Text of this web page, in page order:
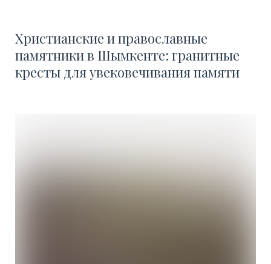
Христианские и православные
памятники в Шымкенте: гранитные
кресты для увековечивания памяти